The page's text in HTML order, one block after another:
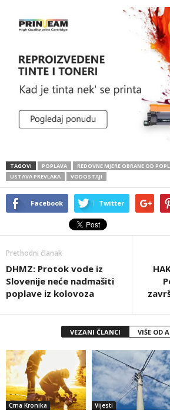
TAGOVI POPLAVA REDOVNE MJERE OBRANE OD
USTAVA PREVLAKA
VODOSTAJI
Facebook Twitter
Prethodni članak
DHMZ: Protok vode iz
Slovenije neće nadmašiti
poplave iz kolovoza
VEZANI ČLANCI VIŠE OD
Crna Kronika Vijesti